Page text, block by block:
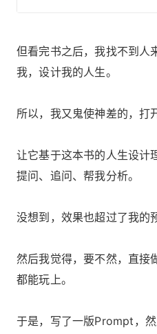
但看完书之后，我找不到人
我，设计我的人生。
所以，我又鬼使神差的，打
让它基于这本书的人生设计
提问、追问、帮我分析。
没想到，效果也超过了我的
然后我觉得，要不然，直
都能玩上。
于是，写了一版Prompt，